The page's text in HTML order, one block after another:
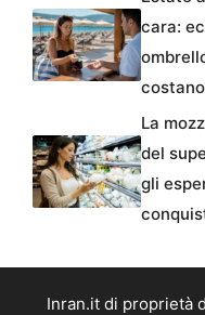
cara:
La
del
gli
Inran.it di proprietà